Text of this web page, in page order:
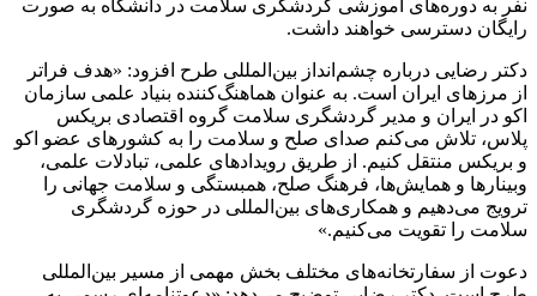
نفر به دوره‌های آموزشی گردشگری سلامت در دانشگاه به صورت
رایگان دسترسی خواهند داشت.
دکتر رضایی درباره چشم‌انداز بین‌المللی طرح افزود: «هدف فراتر
از مرزهای ایران است. به عنوان هماهنگ‌کننده بنیاد علمی سازمان
اکو در ایران و مدیر گردشگری سلامت گروه اقتصادی بریکس
پلاس، تلاش می‌کنم صدای صلح و سلامت را به کشورهای عضو اکو
و بریکس منتقل کنیم. از طریق رویدادهای علمی، تبادلات علمی،
وبینارها و همایش‌ها، فرهنگ صلح، همبستگی و سلامت جهانی را
ترویج می‌دهیم و همکاری‌های بین‌المللی در حوزه گردشگری
سلامت را تقویت می‌کنیم.»
دعوت از سفارتخانه‌های مختلف بخش مهمی از مسیر بین‌المللی